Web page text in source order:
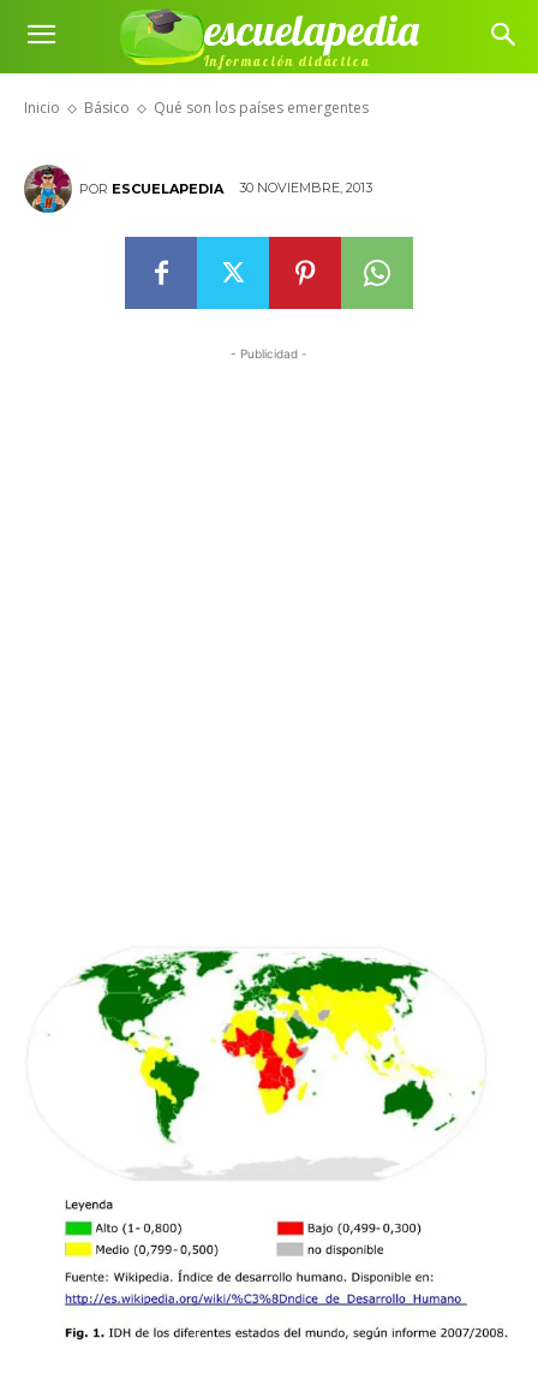
escuelapedia
Información didáctica
Inicio Básico Qué son los países emergentes
Qué son los países emergentes
POR ESCUELAPEDIA 30 NOVIEMBRE, 2013
- Publicidad -